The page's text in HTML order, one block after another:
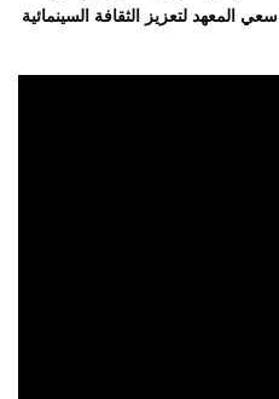
سعي المعهد لتعزيز الثقافة السينمائية